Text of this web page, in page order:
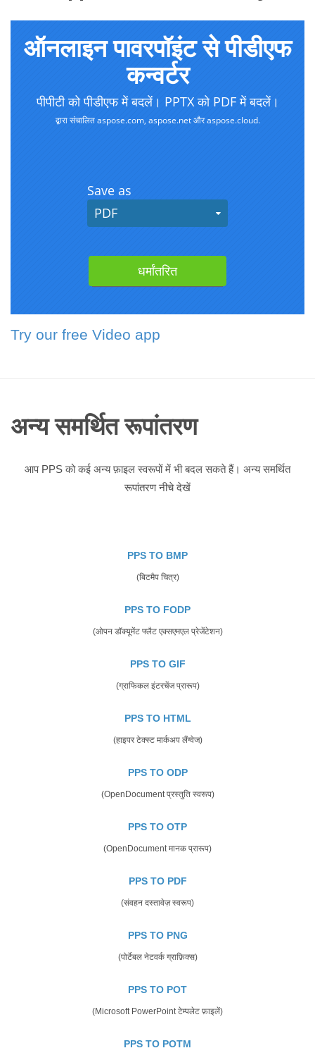
Try our free Video app
अन्य समर्थित रूपांतरण
आप PPS को कई अन्य फ़ाइल स्वरूपों में भी बदल सकते हैं। अन्य समर्थित
रूपांतरण नीचे देखें
PPS TO BMP
(बिटमैप चित्र)
PPS TO FODP
(ओपन डॉक्यूमेंट फ्लैट एक्सएमएल प्रेजेंटेशन)
PPS TO GIF
(ग्राफिकल इंटरचेंज प्रारूप)
PPS TO HTML
(हाइपर टेक्स्ट मार्कअप लैंग्वेज)
PPS TO ODP
(OpenDocument प्रस्तुति स्वरूप)
PPS TO OTP
(OpenDocument मानक प्रारूप)
PPS TO PDF
(संवहन दस्तावेज़ स्वरूप)
PPS TO PNG
(पोर्टेबल नेटवर्क ग्राफ़िक्स)
PPS TO POT
(Microsoft PowerPoint टेम्पलेट फ़ाइलें)
PPS TO POTM